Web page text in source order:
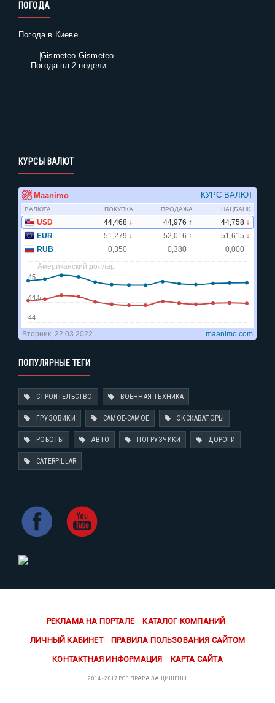
ПОГОДА
Погода в Киеве
Gismeteo
Погода на 2 недели
КУРСЫ ВАЛЮТ
ПОПУЛЯРНЫЕ ТЕГИ
СТРОИТЕЛЬСТВО ВОЕННАЯ ТЕХНИКА
ГРУЗОВИКИ САМОЕ-САМОЕ ЭКСКАВАТОРЫ
РОБОТЫ АВТО ПОГРУЗЧИКИ ДОРОГИ
CATERPILLAR
РЕКЛАМА НА ПОРТАЛЕ КАТАЛОГ КОМПАНИЙ
ЛИЧНЫЙ КАБИНЕТ ПРАВИЛА ПОЛЬЗОВАНИЯ САЙТОМ
КОНТАКТНАЯ ИНФОРМАЦИЯ КАРТА САЙТА
2014 - 2017 ВСЕ ПРАВА ЗАЩИЩЕНЫ